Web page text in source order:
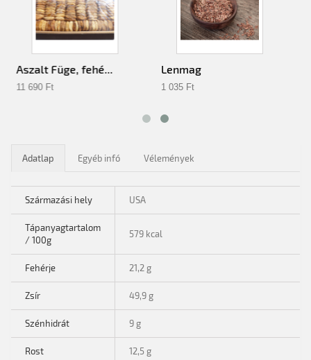
Aszalt Füge, fehé...
11 690 Ft‎
Lenmag
1 035 Ft‎
Adatlap Egyéb infó Vélemények
Származási hely USA
Tápanyagtartalom
/ 100g
579 kcal
Fehérje 21,2 g
Zsír 49,9 g
Szénhidrát 9 g
Rost 12,5 g